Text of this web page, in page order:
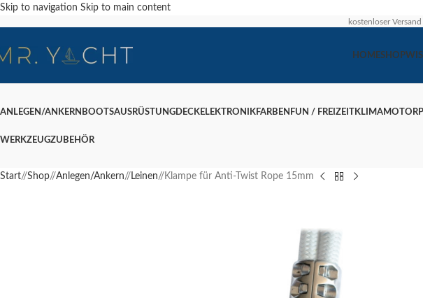
Skip to navigation Skip to main content
kostenloser
HOMESHOP
ANLEGEN/ANKERN BOOTSAUSRÜSTUNG DECK ELEKTRONIK FARBEN FUN / FREIZEITKLIMAMOTOR
WERKZEUGZUBEHÖR
Start/ Shop/ Anlegen/Ankern/ Leinen/ Klampe für Anti-Twist Rope 15mm